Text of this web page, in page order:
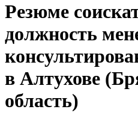
Резюме
должность
в Алтухове
область)